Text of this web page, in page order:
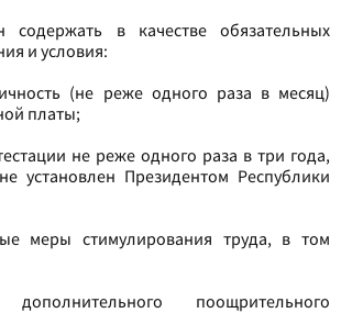
содержать в качестве обязательных
и условия:
(не реже одного раза в месяц)
платы;
не реже одного раза в три года,
установлен Президентом Республики
меры стимулирования труда, в том
дополнительного поощрительного